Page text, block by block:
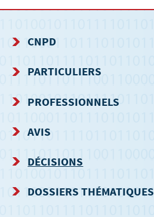
MENU
DE
NAVIGATION
CNPD
PARTICULIERS
PROFESSIONNELS
AVIS
DÉCISIONS
DOSSIERS THÉMATIQUES